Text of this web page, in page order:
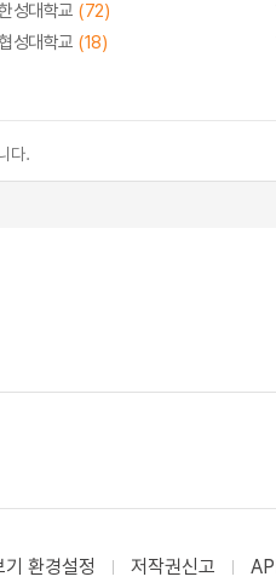
성대학교 (72)
성대학교 (18)
다.
기 환경설정 저작권신고